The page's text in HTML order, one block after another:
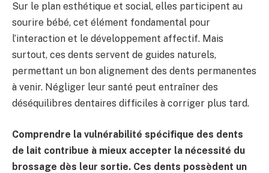
Sur le plan esthétique et social, elles participent au
sourire bébé, cet élément fondamental pour
l’interaction et le développement affectif. Mais
surtout, ces dents servent de guides naturels,
permettant un bon alignement des dents permanentes
à venir. Négliger leur santé peut entraîner des
déséquilibres dentaires difficiles à corriger plus tard.
Comprendre la vulnérabilité spécifique des dents
de lait contribue à mieux accepter la nécessité du
brossage dès leur sortie. Ces dents possèdent un